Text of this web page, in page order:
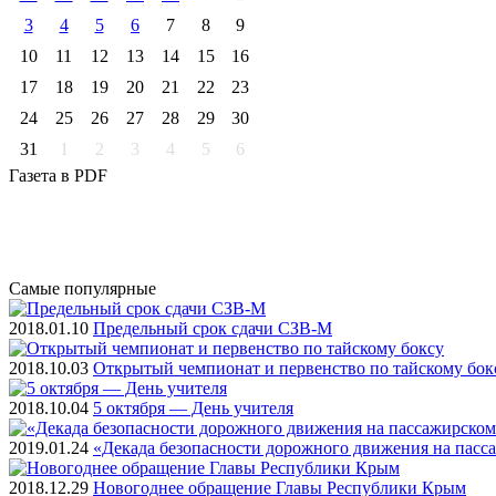
3
4 5 6 7 8
9
10
11 12 13 14 15
16
17
18 19 20 21 22
23
24
25 26 27 28 29
30
31
1 2 3 4 5
6
Газета в PDF
Самые популярные
2018.01.10 Предельный срок сдачи СЗВ-М
2018.10.03 Открытый чемпионат и первенство по тайскому
2018.10.04 5 октября — День учителя
2019.01.24 «Декада безопасности дорожного движения на
2018.12.29 Новогоднее обращение Главы Республики Крым